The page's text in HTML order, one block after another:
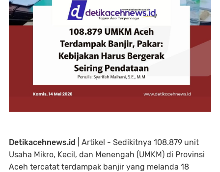
Detikacehnews.id
| Artikel - Sedikitnya 108.879 unit
Usaha Mikro, Kecil, dan Menengah (UMKM) di Provinsi
Aceh tercatat terdampak banjir yang melanda 18